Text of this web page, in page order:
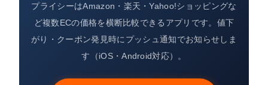
プライシーはAmazon・楽天・Yahoo!ショッピングな
ど複数ECの価格を横断比較できるアプリです。値下
がり・クーポン発見時にプッシュ通知でお知らせしま
す（iOS・Android対応）。